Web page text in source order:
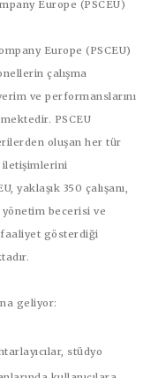
Europe (PSCEU)
Europe (PSCEU)
çalışma
ve performanslarını
PSCEU
oluşan her tür
iletişimlerini
yaklaşık 350 çalışanı,
becerisi ve
faaliyet gösterdiği
geliyor:
stüdyo